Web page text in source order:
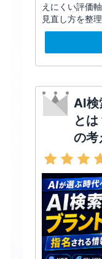
えにくい評価
見直し方を整理
AI検
と
の考